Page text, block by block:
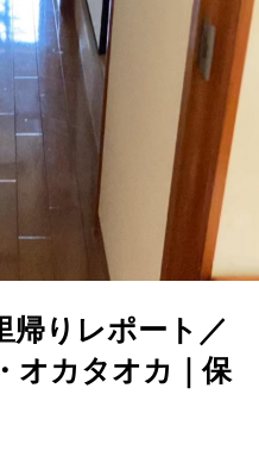
帰りレポート／
オカタオカ｜保